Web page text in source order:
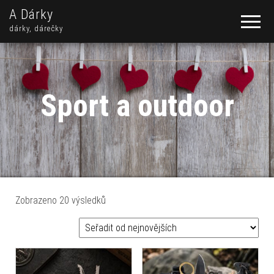
A Dárky
dárky, dárečky
Sport a outdoor
Zobrazeno 20 výsledků